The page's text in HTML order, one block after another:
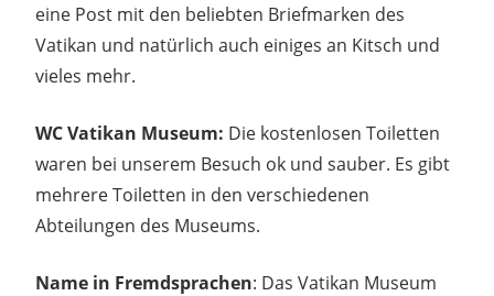
eine Post mit den beliebten Briefmarken des
Vatikan und natürlich auch einiges an Kitsch und
vieles mehr.
WC Vatikan Museum: Die kostenlosen Toiletten
waren bei unserem Besuch ok und sauber. Es gibt
mehrere Toiletten in den verschiedenen
Abteilungen des Museums.
Name in Fremdsprachen: Das Vatikan Museum